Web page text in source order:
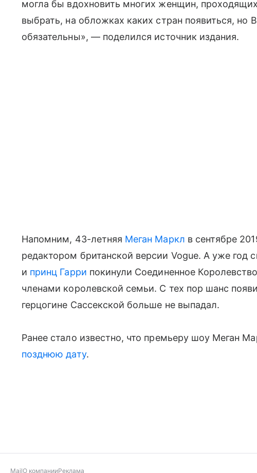
могла бы вдохновить многих женщин,
выбрать, на обложках каких стран появиться, но
обязательны», — поделился источник издания.
Напомним, 43-летняя Меган Маркл в сентябре
редактором британской версии Vogue. А уже год
и принц Гарри покинули Соединенное
членами королевской семьи. С тех пор шанс
герцогине Сассекской больше не выпадал.
Ранее стало известно, что премьеру шоу Меган
позднюю дату.
MailО компанииРеклама